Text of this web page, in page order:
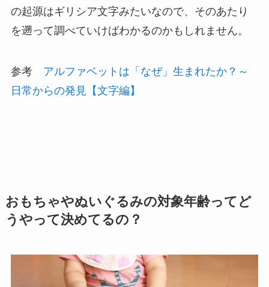
の起源はギリシア文字みたいなので、そのあたり
を遡って調べていけばわかるのかもしれません。
参考
アルファベットは「なぜ」生まれたか？～
日常からの発見【文字編】
おもちゃやぬいぐるみの対象年齢ってど
うやって決めてるの？